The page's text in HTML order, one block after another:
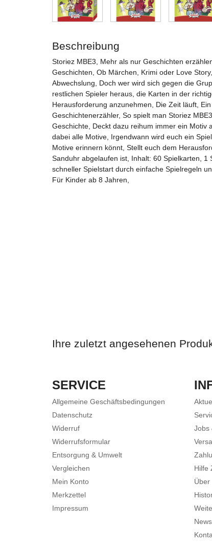
Beschreibung
Storiez MBE3, Mehr als nur Geschichten
Geschichten, Ob Märchen, Krimi oder Love
Abwechslung, Doch wer wird sich gegen die
restlichen Spieler heraus, die Karten in der
Herausforderung anzunehmen, Die Zeit läuft,
Geschichtenerzähler, So spielt man Storiez
Geschichte, Deckt dazu reihum immer ein Motiv
dabei alle Motive, Irgendwann wird euch ein
Motive erinnern könnt, Stellt euch dem
Sanduhr abgelaufen ist, Inhalt: 60 Spielkarten, 1
schneller Spielstart durch einfache Spielregeln
Für Kinder ab 8 Jahren,
Ihre zuletzt angesehenen
SERVICE
Allgemeine Geschäftsbedingungen
Datenschutz
Widerruf
Widerrufsformular
Entsorgung & Umwelt
Vergleichen
Mein Konto
Merkzettel
Impressum
Jobs
Hilfe
Über